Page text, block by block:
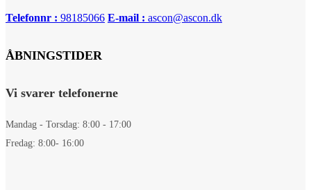
Telefonnr : 98185066 E-mail : ascon@ascon.dk
ÅBNINGSTIDER
Vi svarer telefonerne
Mandag - Torsdag: 8:00 - 17:00
Fredag: 8:00- 16:00